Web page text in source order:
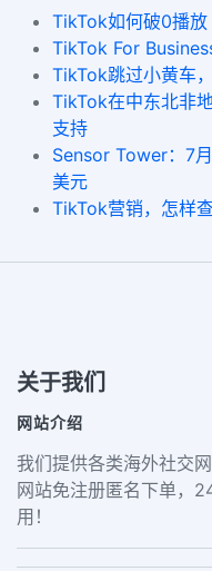
TikTok如何破0播放
TikTok For
TikTok跳过小黄车
TikTok在中东北非
支持
Sensor Tower：7
美元
TikTok营销，怎样
关于我们
网站介绍
我们提供各类海外社交
网站免注册匿名下单，
用！